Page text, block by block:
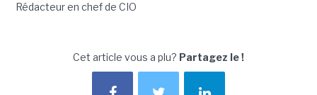
Rédacteur en chef de CIO
Cet article vous a plu? Partagez le !